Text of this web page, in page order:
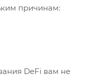
причинам:
DeFi вам не